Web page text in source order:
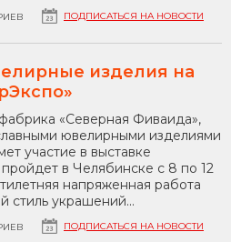
ПОДПИСАТЬСЯ НА НОВОСТИ
изделия на
«Северная Фиваида»,
ювелирными изделиями
участие в выставке
в Челябинске с 8 по 12
напряженная работа
стиль украшений...
ПОДПИСАТЬСЯ НА НОВОСТИ